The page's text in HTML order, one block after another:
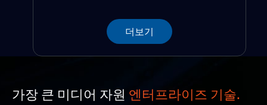
더보기
가장 큰 미디어 자원 엔터프라이즈 기술.